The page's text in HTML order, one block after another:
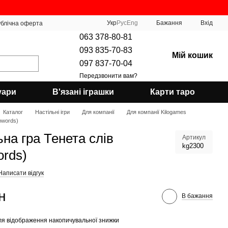
оферта УкрРусEng Бажання Вхід
063 378-80-81
093 835-70-83
097 837-70-04
Передзвонити вам?
Мій кошик
В'язані іграшки Карти таро
Каталог Настільні ігри Для компанії
Для компанії Kilogames
гра Тенета слів
Артикул
kg2300
відгук
В бажання
відображення накопичувальної знижки